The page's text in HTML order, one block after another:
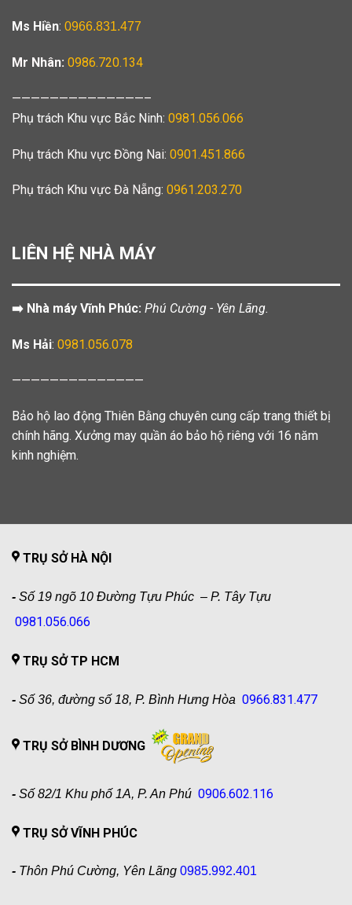
Ms Hiền: 0966.831.477
Mr Nhân: 0986.720.134
——————————————–
Phụ trách Khu vực Bắc Ninh: 0981.056.066
Phụ trách Khu vực Đồng Nai: 0901.451.866
Phụ trách Khu vực Đà Nẵng: 0961.203.270
LIÊN HỆ NHÀ MÁY
➡️ Nhà máy Vĩnh Phúc: Phú Cường - Yên Lãng.
Ms Hải: 0981.056.078
——————————————
Bảo hộ lao động Thiên Bằng chuyên cung cấp trang thiết bị
chính hãng. Xưởng may quần áo bảo hộ riêng với 16 năm
kinh nghiệm.
TRỤ SỞ HÀ NỘI
- Số 19 ngõ 10 Đường Tựu Phúc – P. Tây Tựu
0981.056.066
TRỤ SỞ TP HCM
- Số 36, đường số 18, P. Bình Hưng Hòa 0966.831.477
TRỤ SỞ BÌNH DƯƠNG
- Số 82/1 Khu phố 1A, P. An Phú 0906.602.116
TRỤ SỞ VĨNH PHÚC
- Thôn Phú Cường, Yên Lãng 0985.992.401